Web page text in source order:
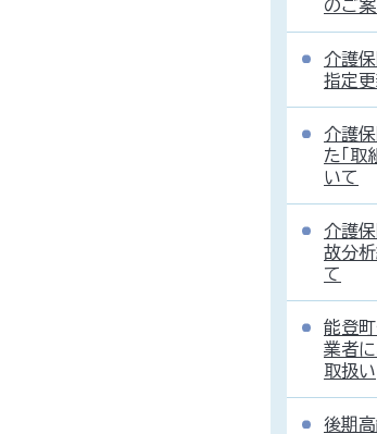
のご
介護
指定
介護
た「取
いて
介護
故分
て
能登
業者
取扱い
後期